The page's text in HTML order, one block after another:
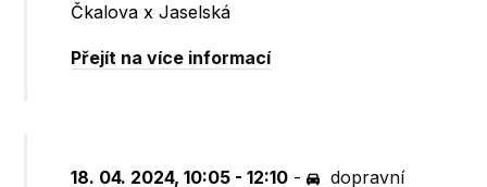
Čkalova x Jaselská
Přejít na více informací
18. 04. 2024, 10:05 - 12:10 -
dopravní